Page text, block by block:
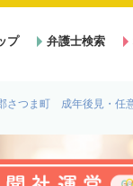
プ 弁護士検索
さつま町 成年後見・任